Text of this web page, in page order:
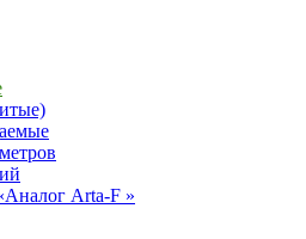
Arta-F »